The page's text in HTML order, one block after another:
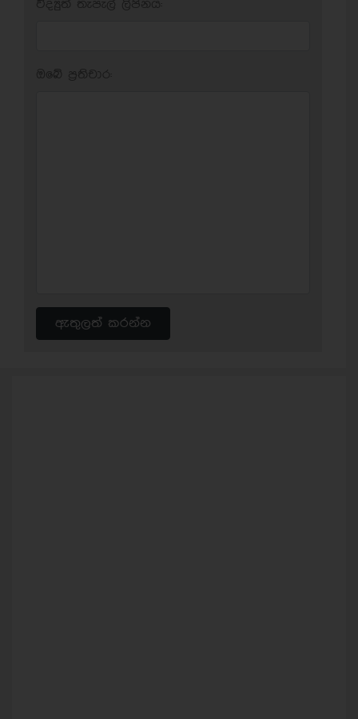
ඇතුලත් කරන්න